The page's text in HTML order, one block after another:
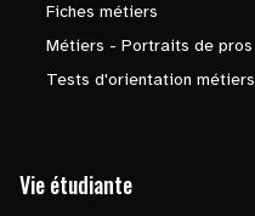
Fiches métiers
Métiers - Portraits de pros
Tests d'orientation métiers
Vie étudiante